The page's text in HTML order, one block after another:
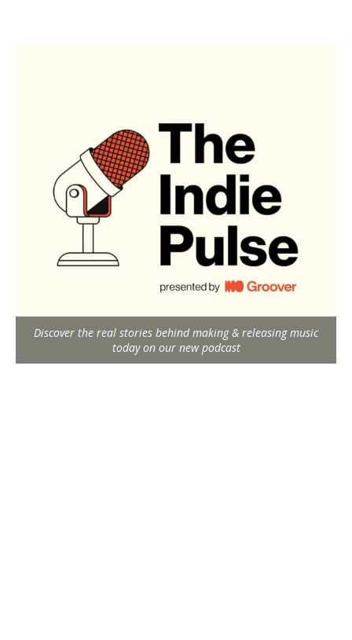
Discover the real stories behind making & releasing music
today on our new podcast